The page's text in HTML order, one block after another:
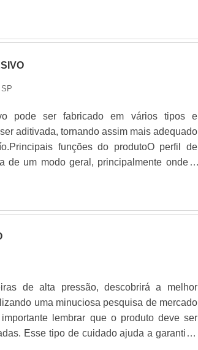
filme stretch e garanta a integridade na
produtos industriais.Solicite sua cotaçío
pode ser fabricado em vários tipos e
aditivada, tornando assim mais adequado
funções do produtoO perfil de
de um modo geral, principalmente onde à
Fechamento; Vedaçío; Sustentaçío de
Automóveis nas portas; Colocaçío de
mais util.
de alta pressão, descobrirá a melhor
uma minuciosa pesquisa de mercado
lembrar que o produto deve ser
Esse tipo de cuidado ajuda a garantir a